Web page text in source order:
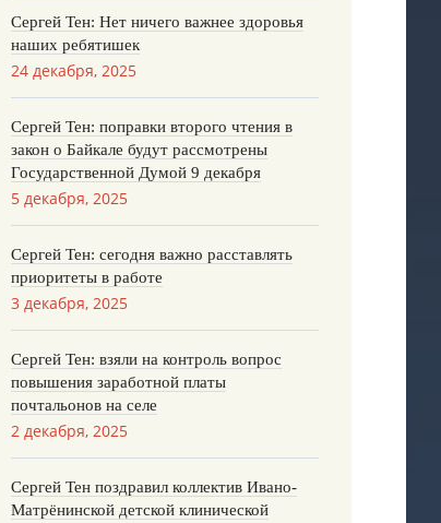
Сергей Тен: Нет ничего важнее здоровья
наших ребятишек
24 декабря, 2025
Сергей Тен: поправки второго чтения в
закон о Байкале будут рассмотрены
Государственной Думой 9 декабря
5 декабря, 2025
Сергей Тен: сегодня важно расставлять
приоритеты в работе
3 декабря, 2025
Сергей Тен: взяли на контроль вопрос
повышения заработной платы
почтальонов на селе
2 декабря, 2025
Сергей Тен поздравил коллектив Ивано-
Матрёнинской детской клинической